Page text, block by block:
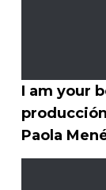
I am your
Paola